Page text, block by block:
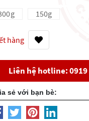
150g
hàng
Liên hệ hotline: 0919
sẻ với bạn bè: